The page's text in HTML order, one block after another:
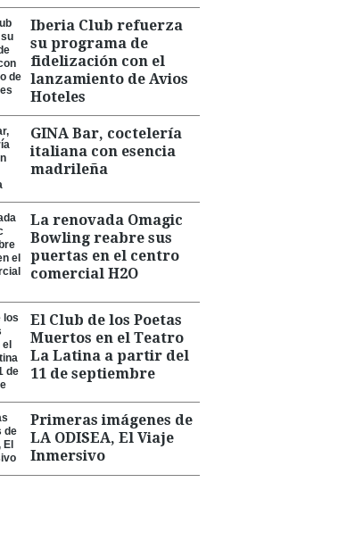
Iberia Club refuerza
su programa de
fidelización con el
lanzamiento de Avios
Hoteles
GINA Bar, coctelería
italiana con esencia
madrileña
La renovada Omagic
Bowling reabre sus
puertas en el centro
comercial H2O
El Club de los Poetas
Muertos en el Teatro
La Latina a partir del
11 de septiembre
Primeras imágenes de
LA ODISEA, El Viaje
Inmersivo